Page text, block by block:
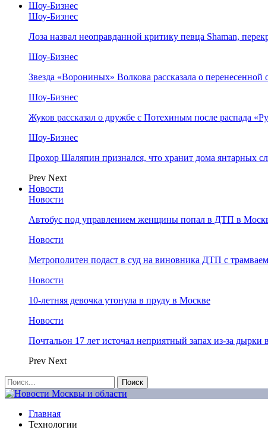
Шоу-Бизнес
Шоу-Бизнес
Лоза назвал неоправданной критику певца Shaman,
Шоу-Бизнес
Звезда «Ворониных» Волкова рассказала о перенесенной
Шоу-Бизнес
Жуков рассказал о дружбе с Потехиным после распада
Шоу-Бизнес
Прохор Шаляпин признался, что хранит дома янтарных
Prev Next
Новости
Новости
Автобус под управлением женщины попал в ДТП в
Новости
Метрополитен подаст в суд на виновника ДТП с трамваем
Новости
10-летняя девочка утонула в пруду в Москве
Новости
Почтальон 17 лет источал неприятный запах из-за дырки
Prev Next
Главная
Технологии